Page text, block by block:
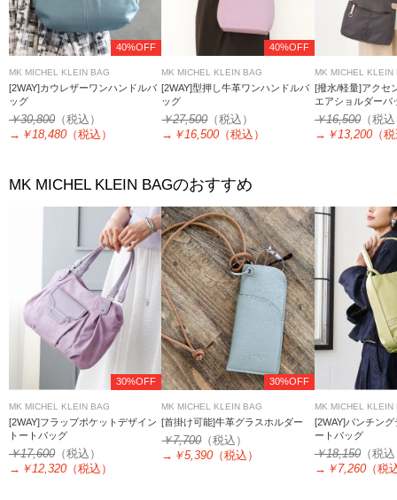
40%OFF
MK MICHEL KLEIN BAG
[2WAY]カウレザーワンハンドルバ
ッグ
￥30,800 （税込）
→ ￥18,480 （税込）
40%OFF
MK MICHEL KLEIN BAG
[2WAY]型押し牛革ワンハンドルバ
ッグ
￥27,500（税込）
→ ￥16,500 （税込）
MK MICHEL KLEIN
[撥水/軽量]アクセ
エアショルダーバ
￥16,500（税
→ ￥13,200（
MK MICHEL KLEIN BAGのおすすめ
30%OFF
MK MICHEL KLEIN BAG
[2WAY]フラップポケットデザイン
トートバッグ
￥17,600 （税込）
→ ￥12,320 （税込）
30%OFF
MK MICHEL KLEIN BAG
[首掛け可能]牛革グラスホルダー
￥7,700（税込）
→ ￥5,390 （税込）
MK MICHEL KLEIN
[2WAY]パンチン
ートバッグ
￥18,150（税
→ ￥7,260（税